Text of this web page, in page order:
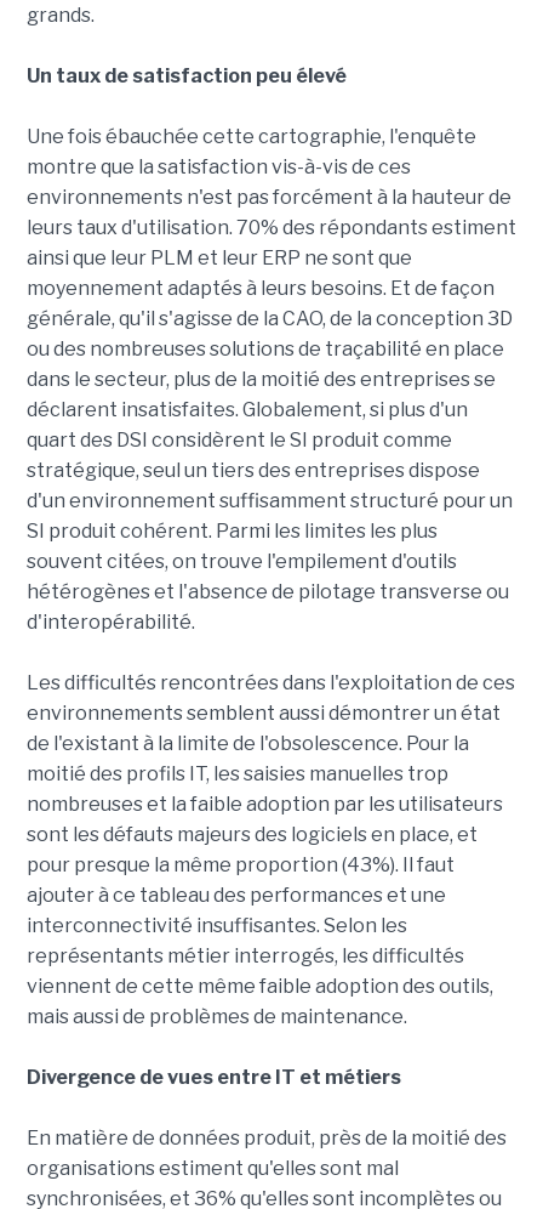
grands.
Un taux de satisfaction peu élevé
Une fois ébauchée cette cartographie, l'enquête
montre que la satisfaction vis-à-vis de ces
environnements n'est pas forcément à la hauteur de
leurs taux d'utilisation. 70% des répondants estiment
ainsi que leur PLM et leur ERP ne sont que
moyennement adaptés à leurs besoins. Et de façon
générale, qu'il s'agisse de la CAO, de la conception 3D
ou des nombreuses solutions de traçabilité en place
dans le secteur, plus de la moitié des entreprises se
déclarent insatisfaites. Globalement, si plus d'un
quart des DSI considèrent le SI produit comme
stratégique, seul un tiers des entreprises dispose
d'un environnement suffisamment structuré pour un
SI produit cohérent. Parmi les limites les plus
souvent citées, on trouve l'empilement d'outils
hétérogènes et l'absence de pilotage transverse ou
d'interopérabilité.
Les difficultés rencontrées dans l'exploitation de ces
environnements semblent aussi démontrer un état
de l'existant à la limite de l'obsolescence. Pour la
moitié des profils IT, les saisies manuelles trop
nombreuses et la faible adoption par les utilisateurs
sont les défauts majeurs des logiciels en place, et
pour presque la même proportion (43%). Il faut
ajouter à ce tableau des performances et une
interconnectivité insuffisantes. Selon les
représentants métier interrogés, les difficultés
viennent de cette même faible adoption des outils,
mais aussi de problèmes de maintenance.
Divergence de vues entre IT et métiers
En matière de données produit, près de la moitié des
organisations estiment qu'elles sont mal
synchronisées, et 36% qu'elles sont incomplètes ou